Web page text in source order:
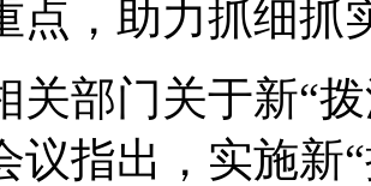
点，助力抓细抓
关部门关于新“
议指出，实施新